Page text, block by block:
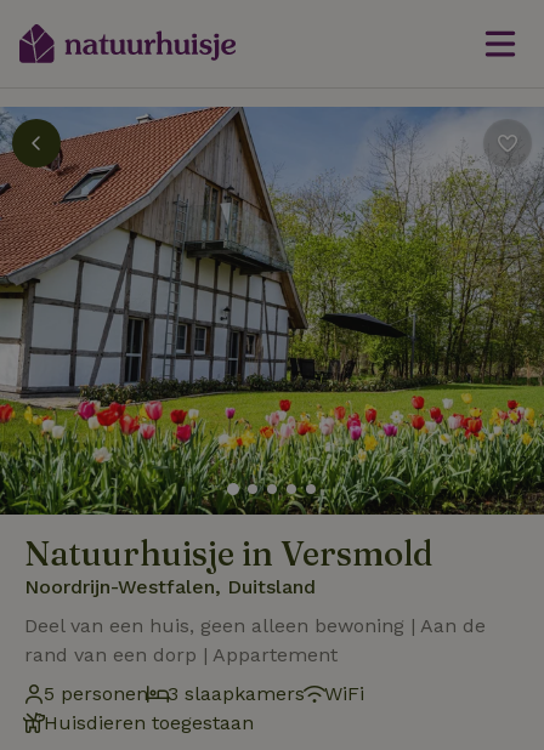
Natuurhuisje in Versmold
Noordrijn-Westfalen, Duitsland
Deel van een huis, geen alleen bewoning | Aan de
rand van een dorp | Appartement
5 personen
3 slaapkamers
WiFi
Huisdieren toegestaan